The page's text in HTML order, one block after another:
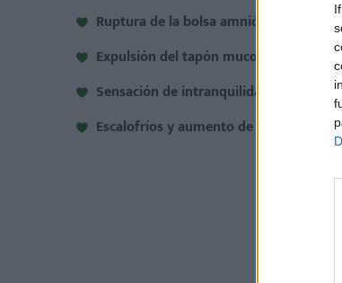
Ruptura de la bolsa amniótica
: signo
Expulsión del tapón mucoso
: síntoma
Sensación de intranquilidad y
Escalofríos y aumento de la